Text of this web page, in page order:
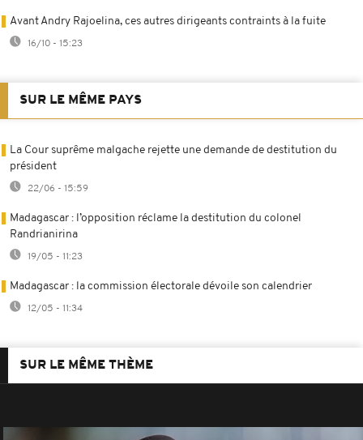
Avant Andry Rajoelina, ces autres dirigeants contraints à la fuite
16/10 - 15:23
SUR LE MÊME PAYS
La Cour suprême malgache rejette une demande de destitution du
président
22/06 - 15:59
Madagascar : l’opposition réclame la destitution du colonel
Randrianirina
19/05 - 11:23
Madagascar : la commission électorale dévoile son calendrier
12/05 - 11:34
SUR LE MÊME THÈME